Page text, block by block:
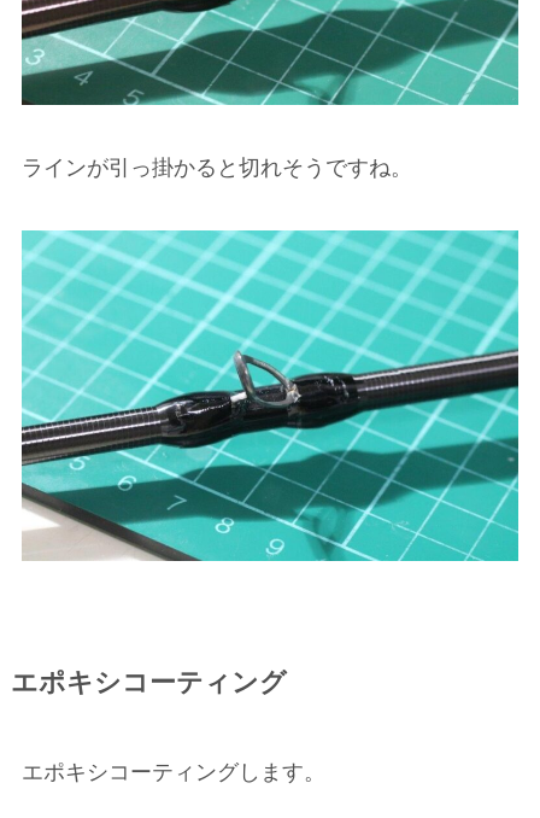
ラインが引っ掛かると切れそうですね。
エポキシコーティング
エポキシコーティングします。